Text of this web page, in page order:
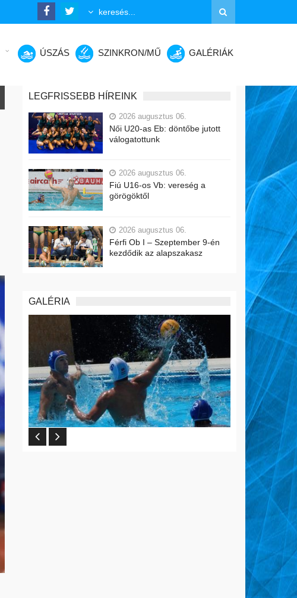
ÚSZÁS SZINKRON/MŰ GALÉRIÁK
LEGFRISSEBB HÍREINK
2026 augusztus 06.
Női U20-as Eb: döntőbe jutott
válogatottunk
2026 augusztus 06.
Fiú U16-os Vb: vereség a
görögöktől
2026 augusztus 06.
Férfi Ob I – Szeptember 9-én
kezdődik az alapszakasz
GALÉRIA